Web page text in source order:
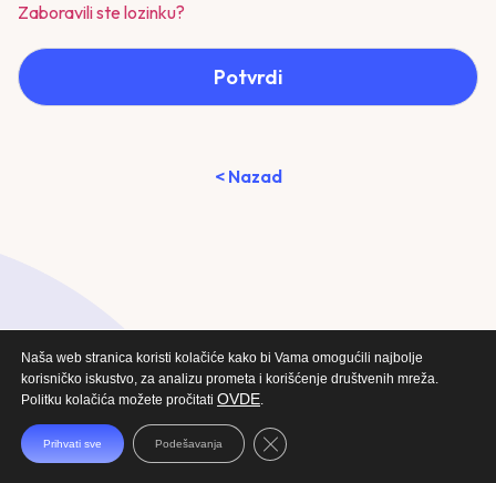
Zaboravili ste lozinku?
Potvrdi
< Nazad
Naša web stranica koristi kolačiće kako bi Vama omogućili najbolje
korisničko iskustvo, za analizu prometa i korišćenje društvenih mreža.
Politku kolačića možete pročitati OVDE.
Prihvati sve Podešavanja Close GDPR Cookie Banner